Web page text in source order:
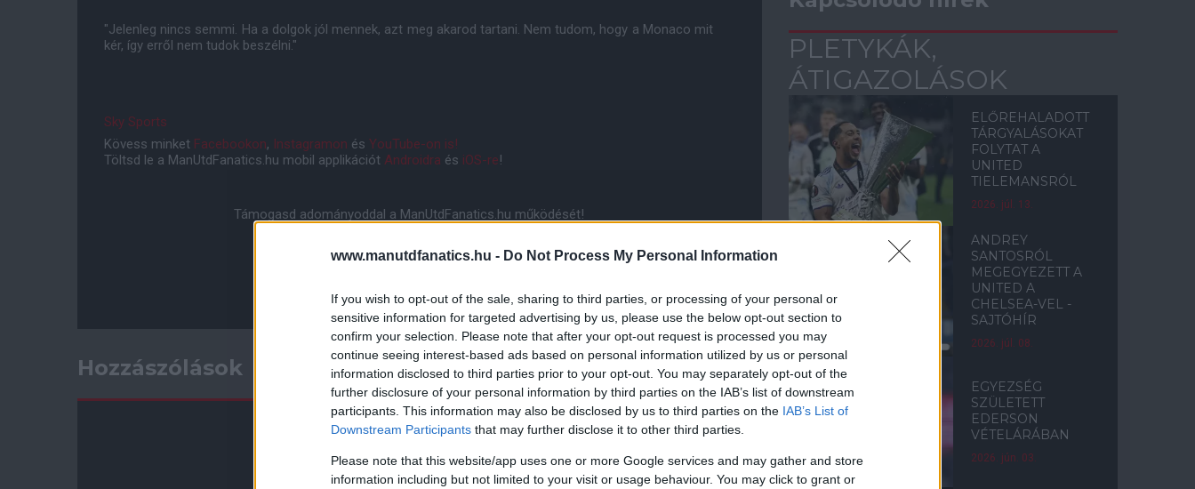
www.manutdfanatics.hu - Do Not Process My Personal Information
If you wish to opt-out of the sale, sharing to third parties, or processing of your personal or
sensitive information for targeted advertising by us, please use the below opt-out section to
confirm your selection. Please note that after your opt-out request is processed you may
continue seeing interest-based ads based on personal information utilized by us or personal
information disclosed to third parties prior to your opt-out. You may separately opt-out of the
further disclosure of your personal information by third parties on the IAB’s list of downstream
participants. This information may also be disclosed by us to third parties on the IAB’s List of
Downstream Participants that may further disclose it to other third parties.
Please note that this website/app uses one or more Google services and may gather and store
information including but not limited to your visit or usage behaviour. You may click to grant or
"Jelenleg nincs semmi. Ha a dolgok jól mennek, azt meg akarod tartani. Nem tudom, hogy a Monaco mit
kér, így erről nem tudok beszélni."
Sky Sports
Kövess minket Facebookon, Instagramon és YouTube-on is!
Töltsd le a ManUtdFanatics.hu mobil applikációt Androidra és iOS-re!
Támogasd adományoddal a ManUtdFanatics.hu működését!
Hozzászólások
PLETYKÁK,
ÁTIGAZOLÁSOK
ELŐREHALADOTT
TÁRGYALÁSOKAT
FOLYTAT A
UNITED
TIELEMANSRÓL
2026. júl. 13.
ANDREY
SANTOSRÓL
MEGEGYEZETT A
UNITED A
CHELSEA-VEL -
SAJTÓHÍR
2026. júl. 08.
EGYEZSÉG
SZÜLETETT
EDERSON
VÉTELÁRÁBAN
2026. jún. 03.